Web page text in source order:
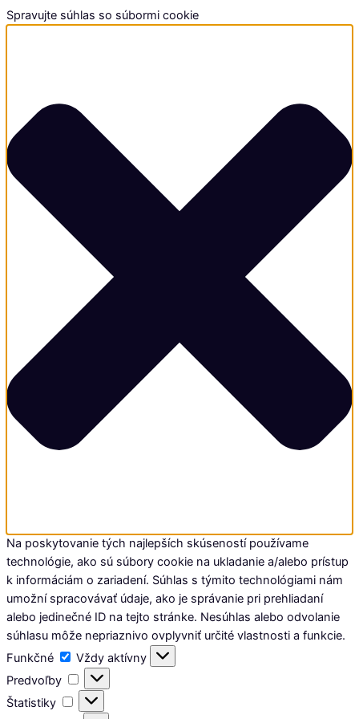
Spravujte súhlas so súbormi cookie
Na poskytovanie tých najlepších skúseností používame
technológie, ako sú súbory cookie na ukladanie a/alebo prístup
k informáciám o zariadení. Súhlas s týmito technológiami nám
umožní spracovávať údaje, ako je správanie pri prehliadaní
alebo jedinečné ID na tejto stránke. Nesúhlas alebo odvolanie
súhlasu môže nepriaznivo ovplyvniť určité vlastnosti a funkcie.
Funkčné
Funkčné
Vždy aktívny
Predvoľby
Predvoľby
Štatistiky
Štatistiky